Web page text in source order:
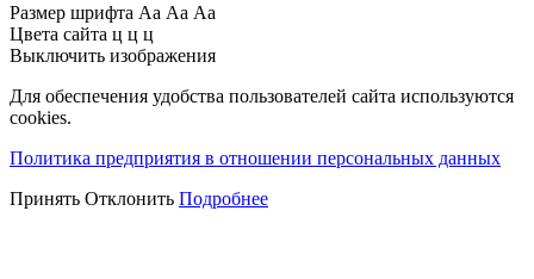
Размер шрифта Аа Аа Аа
Цвета сайта ц ц ц
Выключить изображения
Для обеспечения удобства пользователей сайта используются
cookies.
Политика предприятия в отношении персональных данных
Принять Отклонить Подробнее